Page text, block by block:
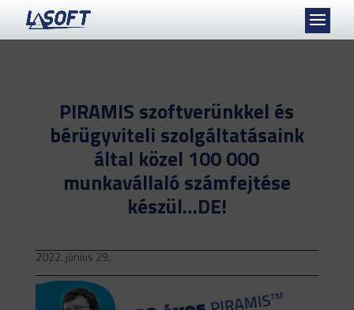
PIRAMIS szoftverünkkel és
bérügyviteli szolgáltatásaink
által közel 100 000
munkavállaló számfejtése
készül…DE!
2022. június 29.